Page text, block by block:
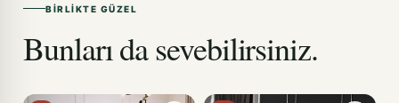
BIRLIKTE GÜZEL
Bunları da sevebilirsiniz.